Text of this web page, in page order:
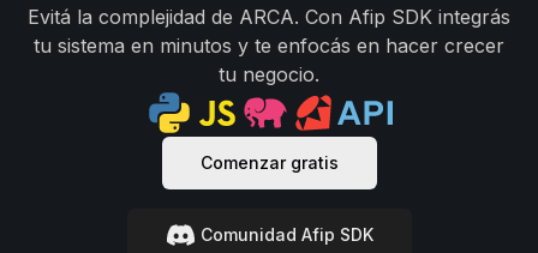
Evitá la complejidad de ARCA. Con Afip SDK integrás
tu sistema en minutos y te enfocás en hacer crecer
tu negocio.
Comenzar gratis
Comunidad Afip SDK